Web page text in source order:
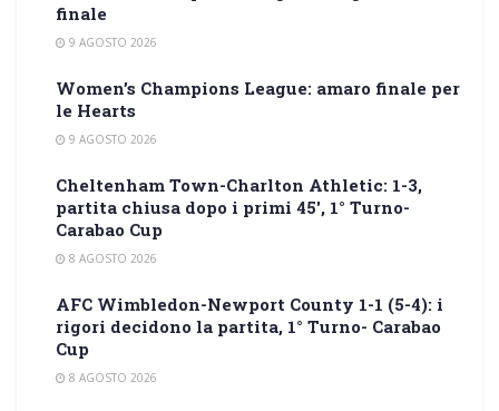
finale
9 AGOSTO 2026
Women’s Champions League: amaro finale per
le Hearts
9 AGOSTO 2026
Cheltenham Town-Charlton Athletic: 1-3,
partita chiusa dopo i primi 45′, 1° Turno-
Carabao Cup
8 AGOSTO 2026
AFC Wimbledon-Newport County 1-1 (5-4): i
rigori decidono la partita, 1° Turno- Carabao
Cup
8 AGOSTO 2026